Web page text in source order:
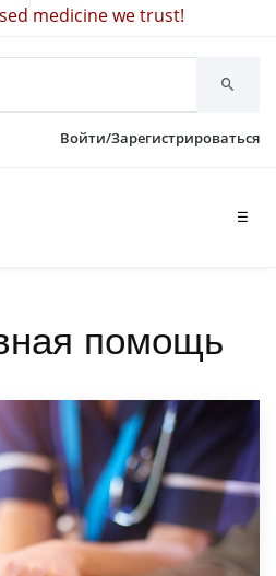
medicine we trust!
Войти/Зарегистрироваться
☰
помощь